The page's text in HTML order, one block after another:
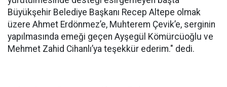
Büyükşehir Belediye Başkanı Recep Altepe olmak
üzere Ahmet Erdönmez’e, Muhterem Çevik’e, serginin
yapılmasında emeği geçen Ayşegül Kömürcüoğlu ve
Mehmet Zahid Cihanlı’ya teşekkür ederim." dedi.